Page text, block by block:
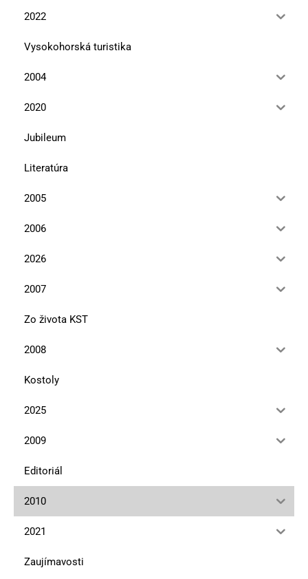
2022
Vysokohorská turistika
2004
2020
Jubileum
Literatúra
2005
2006
2026
2007
Zo života KST
2008
Kostoly
2025
2009
Editoriál
2010
2021
Zaujímavosti